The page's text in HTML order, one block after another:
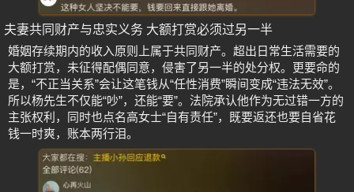
夫妻共同财产与忠实义务 大额打赏必须过另一半
婚姻存续期内的收入原则上属于共同财产。超出日常生活需要的
大额打赏，未征得配偶同意，侵害了另一半的处分权。更要命的
是，“不正当关系”会让这笔钱从“任性消费”瞬间变成“违法无效”。
所以杨先生不仅能“吵”，还能“要”。法院承认他作为无过错一方的
主张权利，同时也点名高女士“自有责任”，既要返还也要自省花
钱一时爽，账本两行泪。